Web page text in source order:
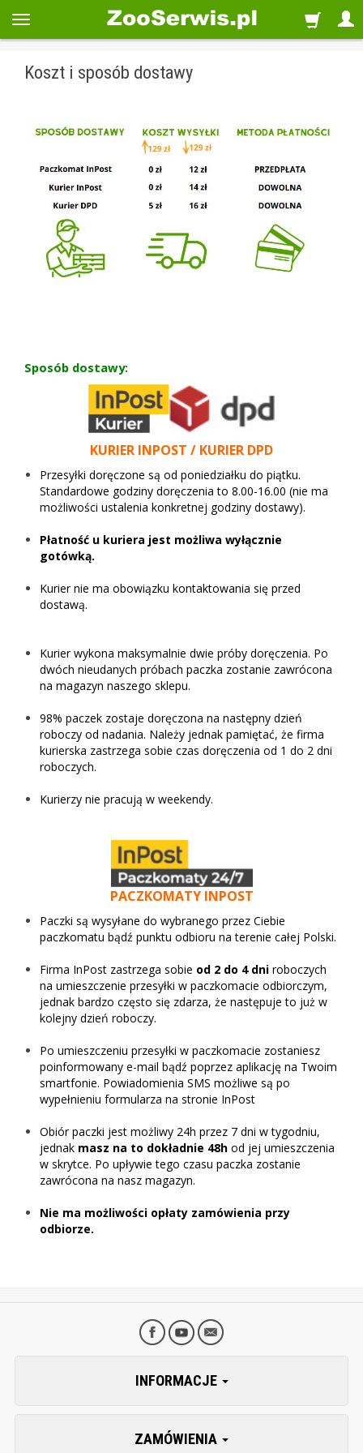
Koszt i sposób dostawy
Sposób dostawy:
KURIER INPOST / KURIER DPD
Przesyłki doręczone są od poniedziałku do piątku.
Standardowe godziny doręczenia to 8.00-16.00 (nie ma
możliwości ustalenia konkretnej godziny dostawy).
Płatność u kuriera jest możliwa wyłącznie
gotówką.
Kurier nie ma obowiązku kontaktowania się przed
dostawą.
Kurier wykona maksymalnie dwie próby doręczenia. Po
dwóch nieudanych próbach paczka zostanie zawrócona
na magazyn naszego sklepu.
98% paczek zostaje doręczona na następny dzień
roboczy od nadania. Należy jednak pamiętać, że firma
kurierska zastrzega sobie czas doręczenia od 1 do 2 dni
roboczych.
Kurierzy nie pracują w weekendy.
PACZKOMATY INPOST
Paczki są wysyłane do wybranego przez Ciebie
paczkomatu bądź punktu odbioru na terenie całej Polski.
Firma InPost zastrzega sobie od 2 do 4 dni roboczych
na umieszczenie przesyłki w paczkomacie odbiorczym,
jednak bardzo często się zdarza, że następuje to już w
kolejny dzień roboczy.
Po umieszczeniu przesyłki w paczkomacie zostaniesz
poinformowany e-mail bądź poprzez aplikację na Twoim
smartfonie. Powiadomienia SMS możliwe są po
wypełnieniu formularza na stronie InPost
Obiór paczki jest możliwy 24h przez 7 dni w tygodniu,
jednak masz na to dokładnie 48h od jej umieszczenia
w skrytce. Po upływie tego czasu paczka zostanie
zawrócona na nasz magazyn.
Nie ma możliwości opłaty zamówienia przy
odbiorze.
INFORMACJE
ZAMÓWIENIA